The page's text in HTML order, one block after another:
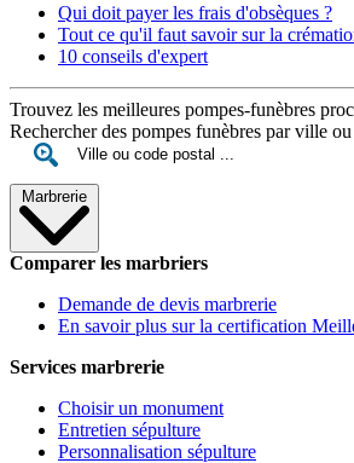
Qui doit payer les frais d'obsèques ?
Tout ce qu'il faut savoir sur la
10 conseils d'expert
Trouvez les meilleures pompes-funèbres
Rechercher des pompes funèbres par ville
Marbrerie
Comparer les marbriers
Demande de devis marbrerie
En savoir plus sur la certification
Services marbrerie
Choisir un monument
Entretien sépulture
Personnalisation sépulture